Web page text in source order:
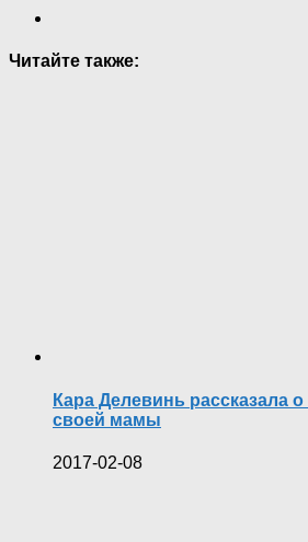
Читайте также:
Кара Делевинь рассказала
своей мамы
2017-02-08